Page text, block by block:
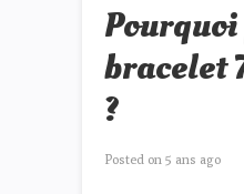
bracelet
?
Posted on 5 ans ago